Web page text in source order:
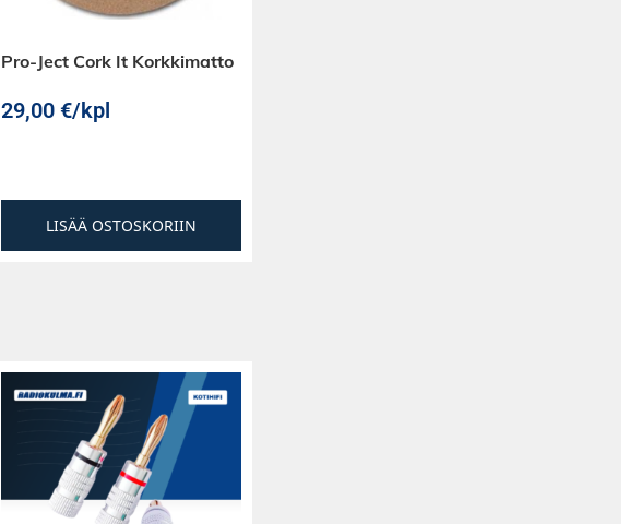
Pro-Ject Cork It Korkkimatto
29,00 €/kpl
LISÄÄ OSTOSKORIIN